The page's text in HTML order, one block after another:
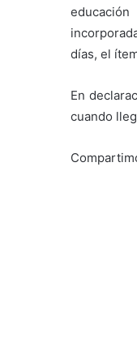
días, el
En
cuando